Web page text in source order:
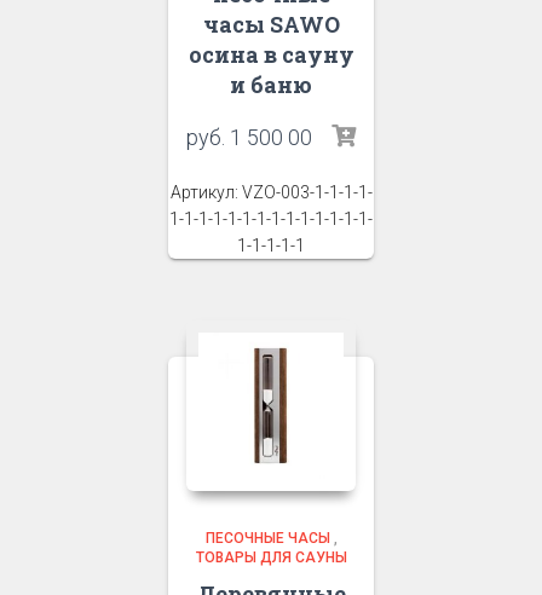
часы SAWO
осина в сауну
и баню
руб. 1 500 00
Артикул: VZO-003-1-1-1-1-
1-1-1-1-1-1-1-1-1-1-1-1-1-1-
1-1-1-1-1
ПЕСОЧНЫЕ ЧАСЫ ,
ТОВАРЫ ДЛЯ САУНЫ